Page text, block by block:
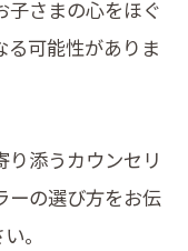
子さまの心をほぐ
る可能性がありま
り添うカウンセリ
ーの選び方をお伝
。